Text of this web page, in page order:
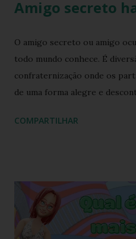
Amigo secreto
O amigo secreto ou amigo
todo mundo conhece. É
confraternização onde os
de uma forma alegre e
participantes trocam
o amigo havaianas acontece
comemorar o final do ano
confraternizações do
COMPARTILHAR